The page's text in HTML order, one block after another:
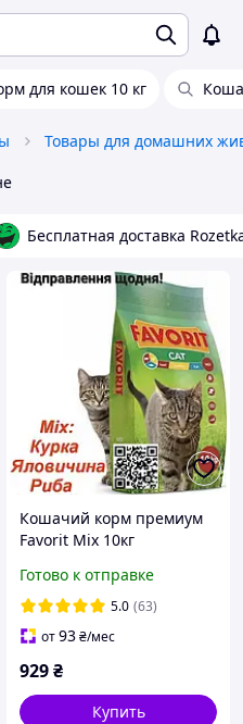
для кошек 10 кг
Бесплатная доставка
Кошачий корм премиум
Favorit Mix 10кг
Готово к отправке
5.0 (63)
от93₴/мес
929₴
Купить